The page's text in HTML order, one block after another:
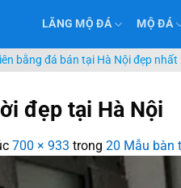
LĂNG MỘ ĐÁ MỘ ĐÁ
bằng đá bán tại Hà Nội đẹp nhất
đẹp tại Hà Nội
700 × 933 trong 20 Mẫu bàn